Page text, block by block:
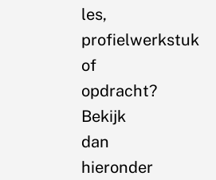
les,
profielwerkstuk
of
opdracht?
Bekijk
dan
hieronder